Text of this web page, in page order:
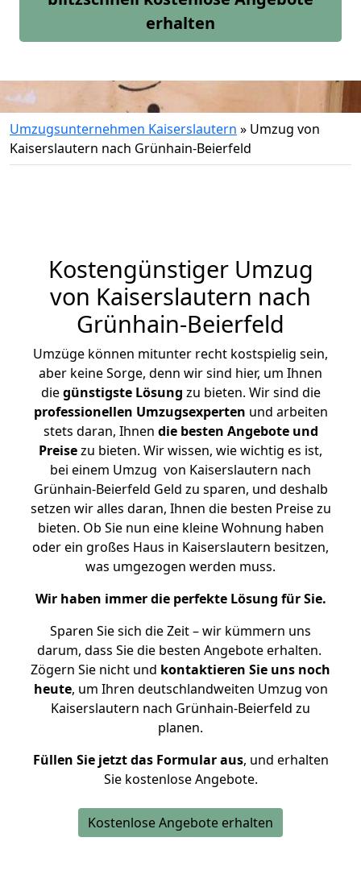
erhalten
Umzugsunternehmen Kaiserslautern » Umzug von
Kaiserslautern nach Grünhain-Beierfeld
Kostengünstiger Umzug
von Kaiserslautern nach
Grünhain-Beierfeld
Umzüge können mitunter recht kostspielig sein,
aber keine Sorge, denn wir sind hier, um Ihnen
diegünstigste Lösung zu bieten. Wir sind die
professionellen Umzugsexperten und arbeiten
stets daran, Ihnen die besten Angebote und
Preisezu bieten. Wir wissen, wie wichtig es ist,
bei einem Umzug von Kaiserslautern nach
Grünhain-Beierfeld Geld zu sparen, und deshalb
setzen wir alles daran, Ihnen die besten Preise zu
bieten. Ob Sie nun eine kleine Wohnung haben
oder ein großes Haus in Kaiserslautern besitzen,
was umgezogen werden muss.
Wir haben immer die perfekte Lösung für Sie.
Sparen Sie sich die Zeit – wir kümmern uns
darum, dass Sie die besten Angebote erhalten.
Zögern Sie nicht und kontaktieren Sie uns noch
heute, um Ihren deutschlandweiten Umzug von
Kaiserslautern nach Grünhain-Beierfeld zu
planen.
Füllen Sie jetzt das Formular aus, und erhalten
Sie kostenlose Angebote.
Kostenlose Angebote erhalten